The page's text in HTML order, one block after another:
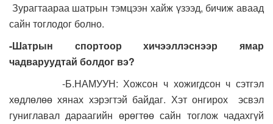
Зурагтаараа шатрын тэмцээн хайж үзээд, бичиж аваад
сайн тоглодог болно.
-Шатрын спортоор хичээллэснээр ямар
чадваруудтай болдог вэ?
-Б.НАМУУН: Хожсон ч хожигдсон ч сэтгэл
хөдлөлөө хянах хэрэгтэй байдаг. Хэт онгирох эсвэл
гуниглавал дараагийн өрөгтөө сайн тоглож чадахгүй